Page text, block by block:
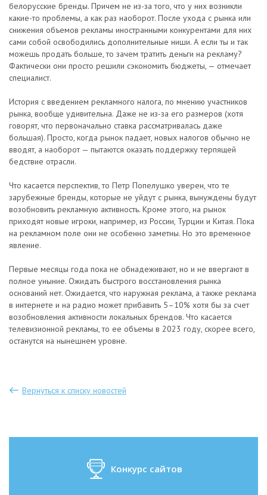
белорусские бренды. Причем не из-за того, что у них возникли
какие-то проблемы, а как раз наоборот. После ухода с рынка или
снижения объемов рекламы иностранными конкурентами для них
сами собой освободились дополнительные ниши. А если ты и так
можешь продать больше, то зачем тратить деньги на рекламу?
Фактически они просто решили сэкономить бюджеты, — отмечает
специалист.
История с введением рекламного налога, по мнению участников
рынка, вообще удивительна. Даже не из-за его размеров (хотя
говорят, что первоначально ставка рассматривалась даже
большая). Просто, когда рынок падает, новых налогов обычно не
вводят, а наоборот — пытаются оказать поддержку терпящей
бедствие отрасли.
Что касается перспектив, то Петр Попелушко уверен, что те
зарубежные бренды, которые не уйдут с рынка, вынуждены будут
возобновить рекламную активность. Кроме этого, на рынок
приходят новые игроки, например, из России, Турции и Китая. Пока
на рекламном поле они не особенно заметны. Но это временное
явление.
Первые месяцы года пока не обнадеживают, но и не ввергают в
полное уныние. Ожидать быстрого восстановления рынка
оснований нет. Ожидается, что наружная реклама, а также реклама
в интернете и на радио может прибавить 5–10% хотя бы за счет
возобновления активности локальных брендов. Что касается
телевизионной рекламы, то ее объемы в 2023 году, скорее всего,
останутся на нынешнем уровне.
Вернуться к списку новостей
Конкурс сайтов